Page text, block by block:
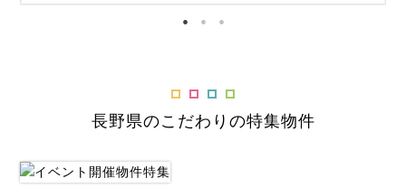
長野県のこだわりの特集物件